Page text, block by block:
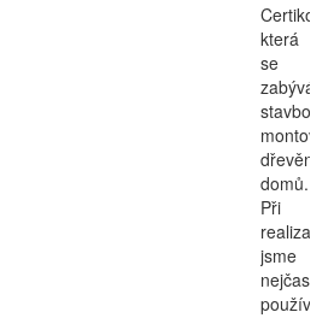
Certiko,
která
se
zabývá
stavbou
domů.
Při
jsme
nejčastěji
používali